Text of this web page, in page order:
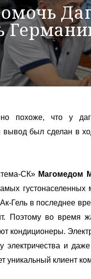
похоже, что у
вывод был сделан в
СК» Магомедом
Гель в последнее
Поэтому во время
кондиционеры.
электричества и
уникальный клиент